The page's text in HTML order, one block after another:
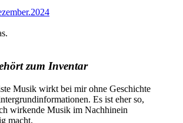
zum Inventar
Musik wirkt bei mir ohne Geschichte
Es ist eher so,
wirkende Musik im Nachhinein
macht.